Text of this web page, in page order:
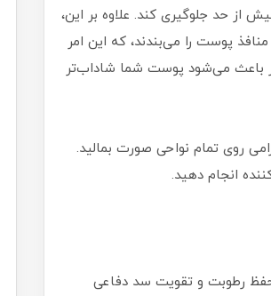
حد جلوگیری کند. علاوه بر این،
پوست را می‌بندند، که این امر
باعث می‌شود پوست شما شاداب‌تر
روی تمام نواحی صورت بمالید.
انجام دهید.
رطوبت و تقویت سد دفاعی